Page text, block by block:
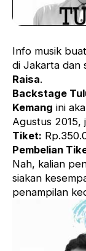
Info musik
di Jakarta dan
Raisa.
Backstage
Kemang ini
Agustus 2015,
Tiket:
Pembelian
Nah, kalian
siakan
penampilan